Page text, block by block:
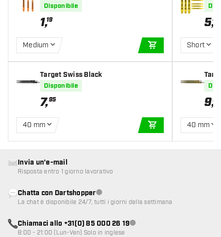
Disponibile
1,19
Medium
AGGIUNGI AL
Target Swiss Black
Disponibile
7,95
40 mm
AGGIUNGI AL
5,49
Short
9,99
40 mm
Invia un'e-mail
Risposta entro 1 giorno lavorativo
Chatta con DartshopperServizio clienti non disponibile
La chat è disponibile 24/7, tutti i giorni della settimana
Chiamaci allo +31(0) 85 000 26 19Servizio clienti non disponibile
8:00 - 21:00 (Lun-Ven) Solo in inglese